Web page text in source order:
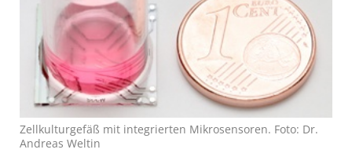
Zellkulturgefäß mit integrierten Mikrosensoren. Foto: Dr.
Andreas Weltin